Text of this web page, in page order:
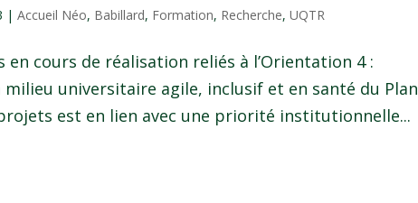
|Accueil Néo, Babillard, Formation, Recherche,UQTR
cours de réalisation reliés à l’Orientation 4 :
universitaire agile, inclusif et en santé du Plan
est en lien avec une priorité institutionnelle...